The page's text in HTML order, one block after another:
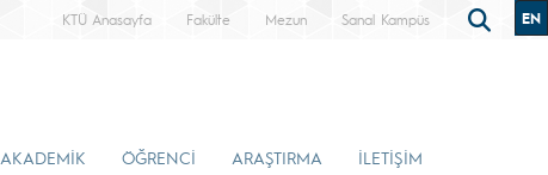
KTÜ Anasayfa Fakülte Mezun Sanal Kampüs EN
AKADEMİK ÖĞRENCİ ARAŞTIRMA İLETİŞİM